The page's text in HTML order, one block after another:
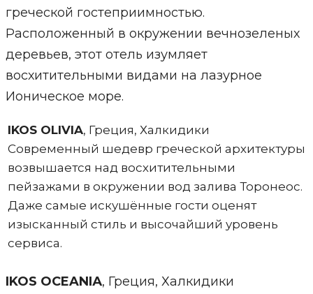
греческой гостеприимностью.
Расположенный в окружении вечнозеленых
деревьев, этот отель изумляет
восхитительными видами на лазурное
Ионическое море.
IKOS OLIVIA, Греция, Халкидики
Современный шедевр греческой архитектуры
возвышается над восхитительными
пейзажами в окружении вод залива Торонеос.
Даже самые искушённые гости оценят
изысканный стиль и высочайший уровень
сервиса.
IKOS OCEANIА, Греция, Халкидики